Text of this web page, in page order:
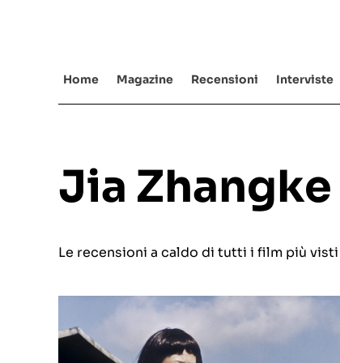
Home Magazine Recensioni Interviste
Jia Zhangke
Le recensioni a caldo di tutti i film più